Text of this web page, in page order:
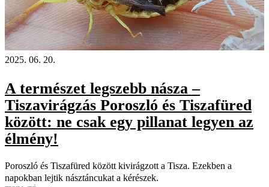
2025. 06. 20.
A természet legszebb násza –
Tiszavirágzás Poroszló és Tiszafüred
között: ne csak egy pillanat legyen az
élmény!
Poroszló és Tiszafüred között kivirágzott a Tisza. Ezekben a
napokban lejtik násztáncukat a kérészek.